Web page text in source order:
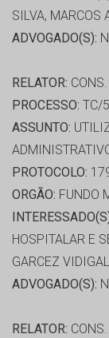
SILVA, MARCOS
ADVOGADO(S):
RELATOR:
PROCESSO: TC/
ASSUNTO:
PROTOCOLO:
ORGÃO: FUNDO
HOSPITALAR E
GARCEZ VIDIGAL
ADVOGADO(S):
RELATOR: